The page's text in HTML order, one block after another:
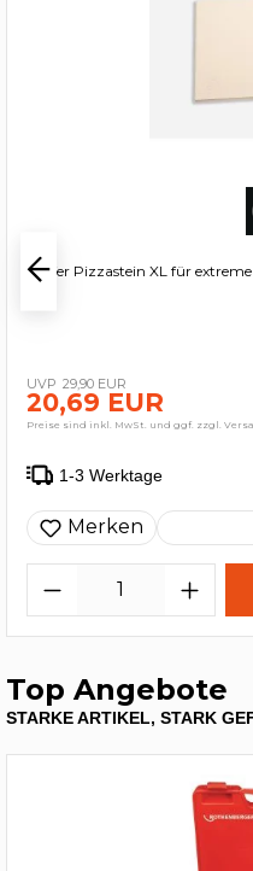
Beefer Pizzastein XL für
29,90 EUR
20,69 EUR
Preise sind inkl. MwSt. und ggf. zzgl.
1-3 Werktage
Merken
Top Angebote
STARKE ARTIKEL, STARK